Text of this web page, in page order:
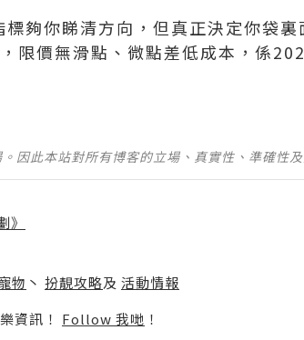
夠你睇清方向，但真正決定你袋
限價無滑點、微點差低成本，係
因此本站對所有博客的立場、真實性、準確性
》
物 丶 扮靚攻略及 活動情報
資訊！ Follow 我哋 ！